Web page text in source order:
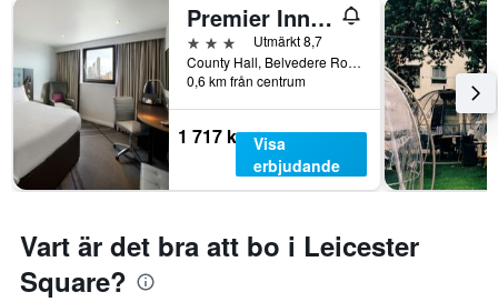
Premier Inn London County Hall
3 stjärnorUtmärkt 8,7
County Hall, Belvedere Road, London SE1 7PB, London, Storbritannien
0,6 km från centrum
1 717 kr Visa
erbjudande
Vart är det bra att bo i Leicester
Square?